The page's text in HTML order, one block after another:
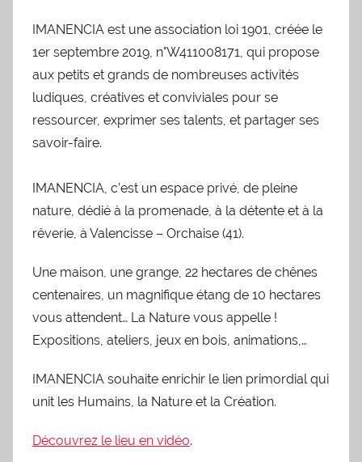
IMANENCIA est une association loi 1901, créée le
1er septembre 2019, n°W411008171, qui propose
aux petits et grands de nombreuses activités
ludiques, créatives et conviviales pour se
ressourcer, exprimer ses talents, et partager ses
savoir-faire.
IMANENCIA, c’est un espace privé, de pleine
nature, dédié à la promenade, à la détente et à la
rêverie, à Valencisse – Orchaise (41).
Une maison, une grange, 22 hectares de chênes
centenaires, un magnifique étang de 10 hectares
vous attendent… La Nature vous appelle !
Expositions, ateliers, jeux en bois, animations,…
IMANENCIA souhaite enrichir le lien primordial qui
unit les Humains, la Nature et la Création.
Découvrez le lieu en vidéo.